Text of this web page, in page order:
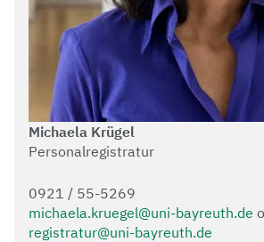
Michaela Krügel
Personalregistratur
0921 / 55-5269
michaela.kruegel@uni-bayreuth.de
registratur@uni-bayreuth.de